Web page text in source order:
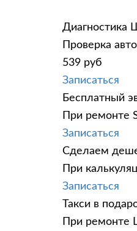
Диагностика
Проверка
539 руб
Записаться
Бесплатный
При ремонте
Записаться
Сделаем
При
Записаться
Такси в
При ремонте